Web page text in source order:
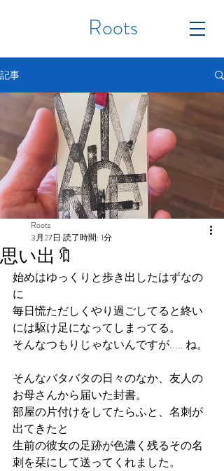
Roots
記事
思い出🔖
Roots
3月27日 読了時間: 1分
始めはゆっくりと歩き出したはずなの
に
毎日慌ただしくやり過ごしてると終い
には駆け足になってしまってる。
そんなつもりじゃないんですが..... ね。
そんなバタバタの日々のなか、友人の
お母さんから届いた封書。
部屋の片付けをしてたらふと、名刺が
出てきたと
生前の彼女の足跡が色濃く残るその名
刺を栞にして送ってくれました。